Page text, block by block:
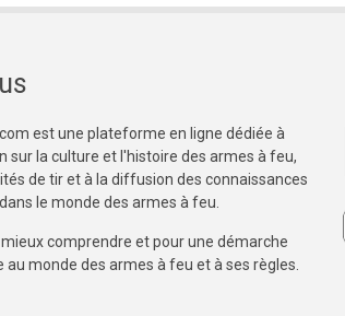
est une plateforme en ligne dédiée à
sur la culture et l'histoire des armes à feu,
de tir et à la diffusion des connaissances
le monde des armes à feu.
comprendre et pour une démarche
au monde des armes à feu et à ses règles.